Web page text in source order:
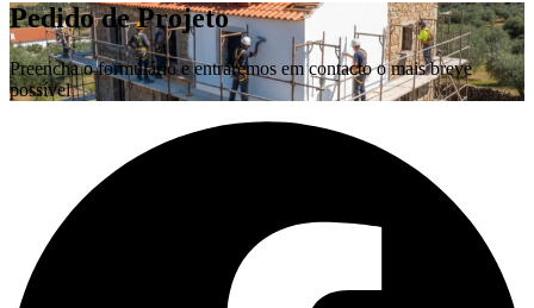
Pedido de Projeto
Preencha o formulário e entraremos em contacto o mais breve
possível